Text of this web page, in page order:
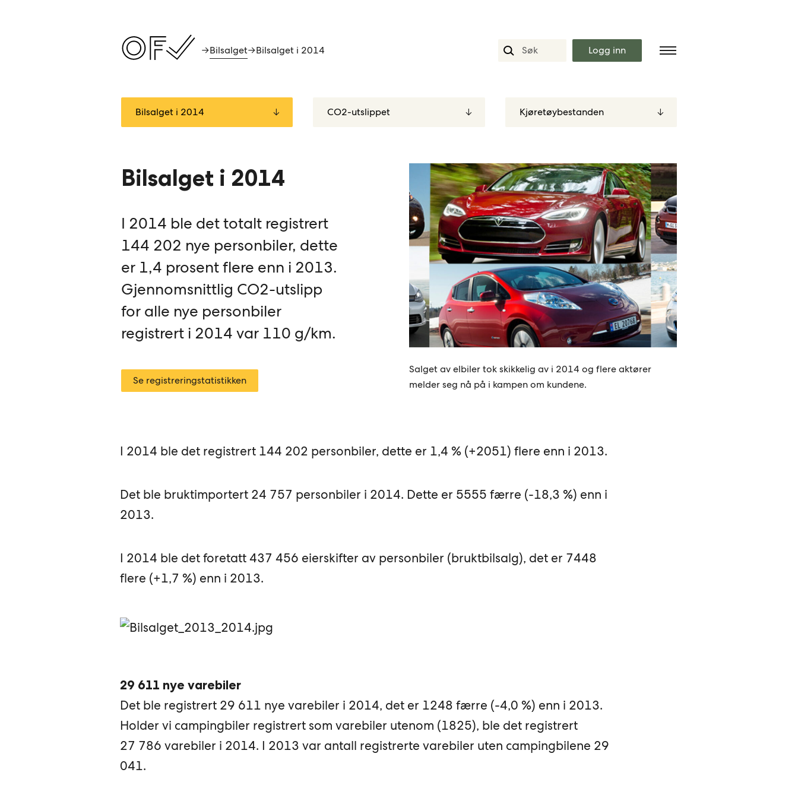
→Bilsalget→Bilsalget i 2014 Logg inn
Bilsalget i 2014
I 2014 ble det totalt registrert
144 202 nye personbiler, dette
er 1,4 prosent flere enn i 2013.
Gjennomsnittlig CO2-utslipp
for alle nye personbiler
registrert i 2014 var 110 g/km.
Se registreringstatistikken
Salget av elbiler tok skikkelig av i 2014 og flere aktører
melder seg nå på i kampen om kundene.
I 2014 ble det registrert 144 202 personbiler, dette er 1,4 % (+2051) flere enn i 2013.
Det ble bruktimportert 24 757 personbiler i 2014. Dette er 5555 færre (-18,3 %) enn i
2013.
I 2014 ble det foretatt 437 456 eierskifter av personbiler (bruktbilsalg), det er 7448
flere (+1,7 %) enn i 2013.
29 611 nye varebiler
Det ble registrert 29 611 nye varebiler i 2014, det er 1248 færre (-4,0 %) enn i 2013.
Holder vi campingbiler registrert som varebiler utenom (1825), ble det registrert
27 786 varebiler i 2014. I 2013 var antall registrerte varebiler uten campingbilene 29
041.